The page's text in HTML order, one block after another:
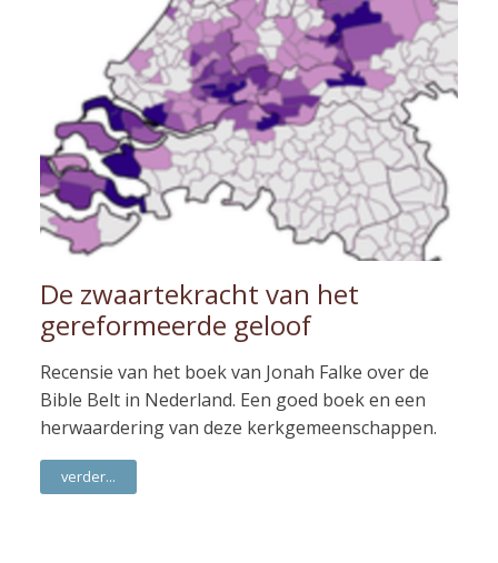
De zwaartekracht van het
gereformeerde geloof
Recensie van het boek van Jonah Falke over de
Bible Belt in Nederland. Een goed boek en een
herwaardering van deze kerkgemeenschappen.
verder...